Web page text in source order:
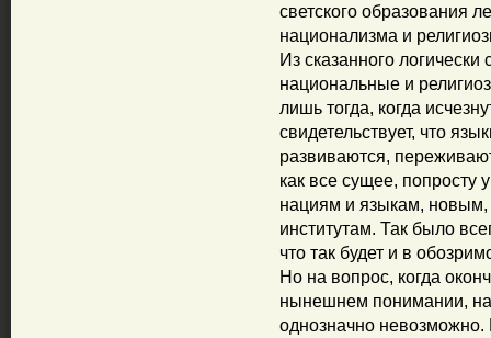
светского образования
национализма и
Из сказанного логически
национальные и
лишь тогда, когда
свидетельствует, что
развиваются,
как все сущее, попросту
нациям и языкам,
институтам. Так было
что так будет и в
Но на вопрос, когда
нынешнем понимании, на
однозначно